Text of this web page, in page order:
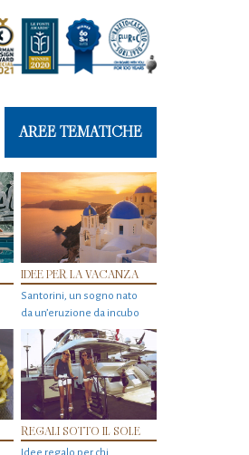
AREE TEMATICHE
IDEE PER LA VACANZA
Santorini, un sogno nato
da un’eruzione da incubo
REGALI SOTTO IL SOLE